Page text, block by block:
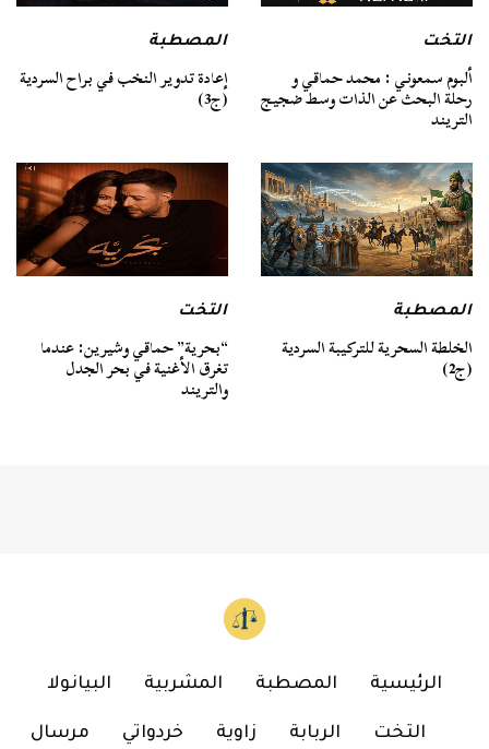
التخت
ألبوم سمعوني : محمد حماقي و
رحلة البحث عن الذات وسط ضجيج
التريند
المصطبة
إعادة تدوير النخب في براح السردية
(ج3)
المصطبة
الخلطة السحرية للتركيبة السردية
(ج2)
التخت
“بحرية” حماقي وشيرين: عندما
تغرق الأغنية في بحر الجدل
والتريند
الرئيسية المصطبة المشربية البيانولا
التخت الربابة زاوية خردواتي مرسال